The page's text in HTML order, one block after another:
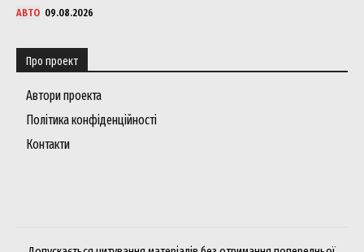
АВТО 09.08.2026
Про проект
Автори проекта
Політика конфіденційності
Контакти